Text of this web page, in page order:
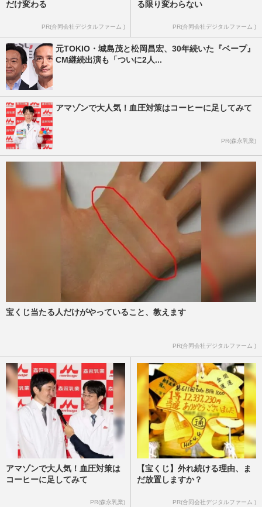
だけ変わる
PR(合同会社デジタルファーム )
る限り変わらない
PR(合同会社デジタルファーム )
元TOKIO・城島茂と松岡昌宏、30年続いた『ベープ』
CM継続出演も「ついに2人...
アマゾンで大人気！血圧対策はコーヒーに足してみて
PR(森永乳業)
宝くじ当たる人だけがやっていること、教えます
PR(合同会社デジタルファーム )
アマゾンで大人気！血圧対策は
コーヒーに足してみて
PR(森永乳業)
【宝くじ】外れ続ける理由、ま
だ放置しますか？
PR(合同会社デジタルファーム )